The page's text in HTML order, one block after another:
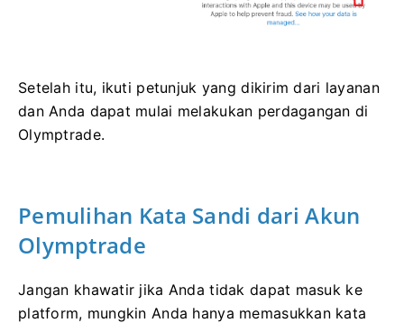
Setelah itu, ikuti petunjuk yang dikirim dari layanan
dan Anda dapat mulai melakukan perdagangan di
Olymptrade.
Pemulihan Kata Sandi dari Akun
Olymptrade
Jangan khawatir jika Anda tidak dapat masuk ke
platform, mungkin Anda hanya memasukkan kata